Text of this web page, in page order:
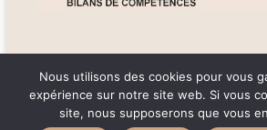
Copyright © 2026IN FINE COACHING. All rights
Nous utilisons des cookies pour vous
expérience sur notre site web. Si vous
site, nous supposerons que vous